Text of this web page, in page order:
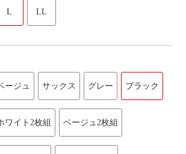
L LL
ージュ サックス グレー ブラック
ワイト2枚組 ベージュ2枚組